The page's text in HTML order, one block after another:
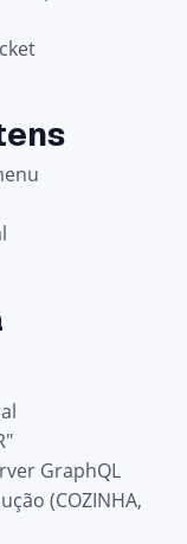
GraphQL
(COZINHA,